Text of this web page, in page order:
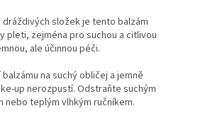
dráždivých složek je tento balzám
pleti, zejména pro suchou a citlivou
ale účinnou péči.
na suchý obličej a jemně
up nerozpustí. Odstraňte suchým
nebo teplým vlhkým ručníkem.